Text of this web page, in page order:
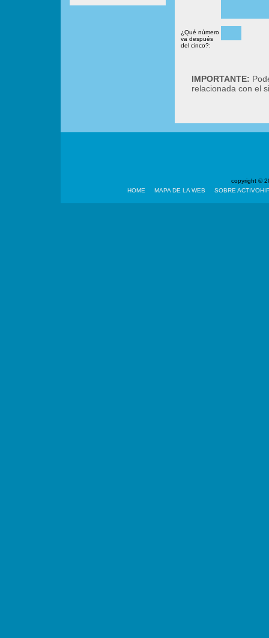
¿Qué número
va después
del cinco?:
IMPORTANTE:
relacionada con el
copyright ©
HOME
MAPA DE LA WEB SOBRE